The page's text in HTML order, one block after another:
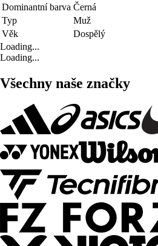
Dominantní barva Černá
Typ
Muž
Věk
Dospělý
Loading...
Loading...
Všechny naše značky